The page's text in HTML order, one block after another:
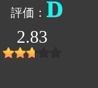
D
2.83